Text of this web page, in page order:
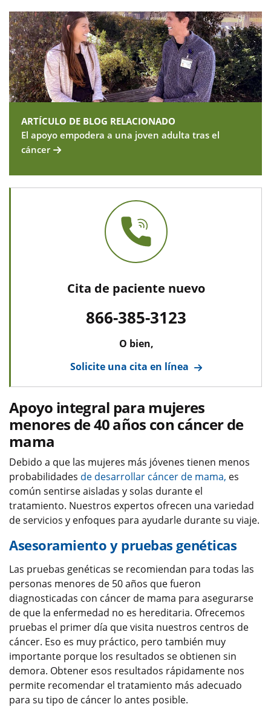
ARTÍCULO DE BLOG RELACIONADO
El apoyo empodera a una joven adulta tras el
cáncer
Cita de paciente nuevo
866-385-3123
O bien,
Solicite una cita en línea
Apoyo integral para mujeres
menores de 40 años con cáncer de
mama
Debido a que las mujeres más jóvenes tienen menos
probabilidades de desarrollar cáncer de mama, es
común sentirse aisladas y solas durante el
tratamiento. Nuestros expertos ofrecen una variedad
de servicios y enfoques para ayudarle durante su viaje.
Asesoramiento y pruebas genéticas
Las pruebas genéticas se recomiendan para todas las
personas menores de 50 años que fueron
diagnosticadas con cáncer de mama para asegurarse
de que la enfermedad no es hereditaria. Ofrecemos
pruebas el primer día que visita nuestros centros de
cáncer. Eso es muy práctico, pero también muy
importante porque los resultados se obtienen sin
demora. Obtener esos resultados rápidamente nos
permite recomendar el tratamiento más adecuado
para su tipo de cáncer lo antes posible.